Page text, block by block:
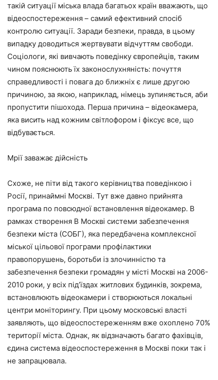
такій ситуації міська влада багатьох країн вважають, що
відеоспостереження – самий ефективний спосіб
контролю ситуації. Заради безпеки, правда, в цьому
випадку доводиться жертвувати відчуттям свободи.
Соціологи, які вивчають поведінку європейців, таким
чином пояснюють їх законослухняність: почуття
справедливості і повага до ближніх є лише другою
причиною, за якою, наприклад, німець зупиняється, аби
пропустити пішохода. Перша причина – відеокамера,
яка висить над кожним світлофором і фіксує все, що
відбувається.
Мрії заважає дійсність
Схоже, не піти від такого керівництва поведінкою і
Росії, принаймні Москві. Тут вже давно прийнята
програма по повсюдної встановлення відеокамер. В
рамках створення В Москві системи забезпечення
безпеки міста (СОБГ), яка передбачена комплексної
міської цільової програми профілактики
правопорушень, боротьби із злочинністю та
забезпечення безпеки громадян у місті Москві на 2006-
2010 роки, у всіх під’їздах житлових будинків, зокрема,
встановлюють відеокамери і створюються локальні
центри моніторингу. При цьому московські власті
заявляють, що відеоспостереженням вже охоплено 70%
території міста. Однак, як відзначають багато фахівців,
єдина система відеоспостереження в Москві поки так і
не запрацювала.